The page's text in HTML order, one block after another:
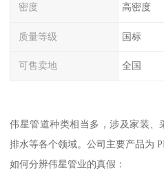
密度 高密度
质量等级 国标
可售卖地 全国
伟星管道种类相当多，涉及家装
排水等各个领域。公司主要产品为
如何分辨伟星管业的真假：